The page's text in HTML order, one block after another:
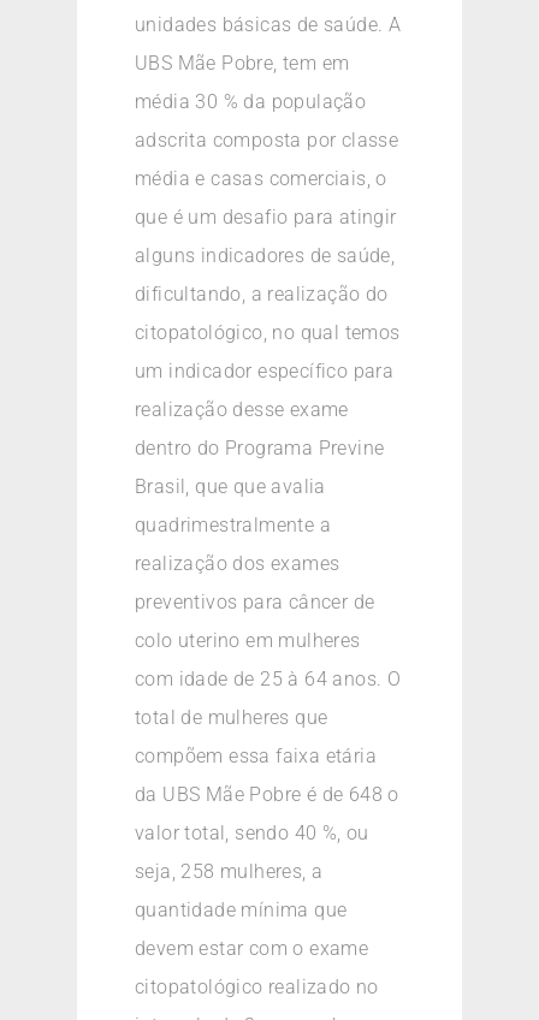
unidades básicas de saúde. A
UBS Mãe Pobre, tem em
média 30 % da população
adscrita composta por classe
média e casas comerciais, o
que é um desafio para atingir
alguns indicadores de saúde,
dificultando, a realização do
citopatológico, no qual temos
um indicador específico para
realização desse exame
dentro do Programa Previne
Brasil, que que avalia
quadrimestralmente a
realização dos exames
preventivos para câncer de
colo uterino em mulheres
com idade de 25 à 64 anos. O
total de mulheres que
compõem essa faixa etária
da UBS Mãe Pobre é de 648 o
valor total, sendo 40 %, ou
seja, 258 mulheres, a
quantidade mínima que
devem estar com o exame
citopatológico realizado no